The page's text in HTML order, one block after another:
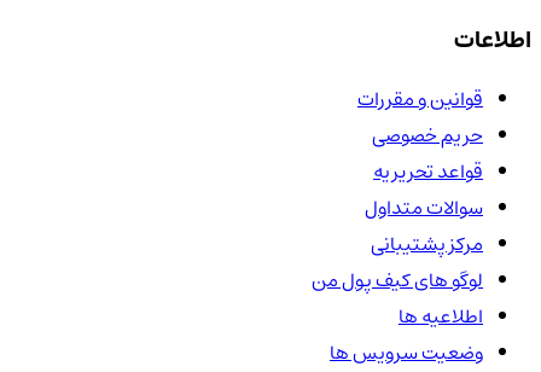
اطلاعات
قوانین و مقررات
حریم خصوصی
قواعد تحریریه
سوالات متداول
مرکز پشتیبانی
لوگو های کیف پول من
اطلاعیه ها
وضعیت سرویس ها